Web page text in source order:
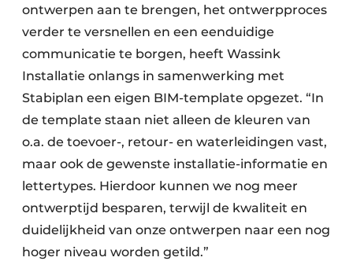
ontwerpen aan te brengen, het ontwerpproces
verder te versnellen en een eenduidige
communicatie te borgen, heeft Wassink
Installatie onlangs in samenwerking met
Stabiplan een eigen BIM-template opgezet. “In
de template staan niet alleen de kleuren van
o.a. de toevoer-, retour- en waterleidingen vast,
maar ook de gewenste installatie-informatie en
lettertypes. Hierdoor kunnen we nog meer
ontwerptijd besparen, terwijl de kwaliteit en
duidelijkheid van onze ontwerpen naar een nog
hoger niveau worden getild.”